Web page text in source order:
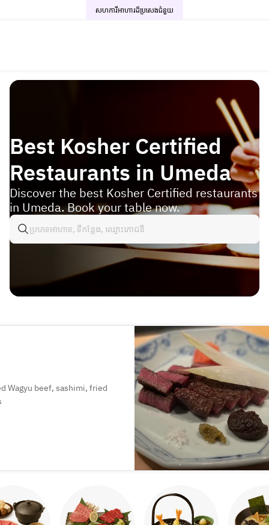
សហការីអាហារដ៏ប្រសេងជំនួយ
Best Kosher Certified
Restaurants in Umeda
Discover the best Kosher Certified restaurants
in Umeda. Book your table now.
Wagyu beef, sashimi, fried